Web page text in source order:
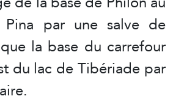
par une salve de
la base du carrefour
du lac de Tibériade par